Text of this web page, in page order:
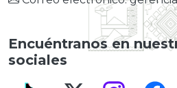
Encuéntranos en
sociales